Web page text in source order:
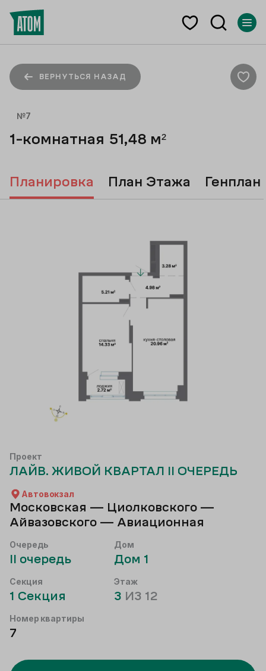
ВЕРНУТЬСЯ НАЗАД
№7
1-комнатная 51,48 м²
Проект
ЛАЙВ. ЖИВОЙ КВАРТАЛ II ОЧЕРЕДЬ
Автовокзал
Московская — Циолковского —
Айвазовского — Авиационная
Очередь
II очередь
Дом
Дом 1
Секция
1 Секция
Этаж
3 ИЗ 12
Номер квартиры
7
Планировка План Этажа Генплан